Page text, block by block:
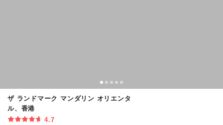
ザ ランドマーク マンダリン オリエンタ
ル、香港
4.7